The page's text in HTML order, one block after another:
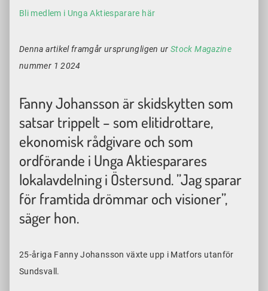
Bli medlem i Unga Aktiesparare här
Denna artikel framgår ursprungligen urStock Magazine
nummer 1 2024
Fanny Johansson är skidskytten som
satsar trippelt – som elitidrottare,
ekonomisk rådgivare och som
ordförande i Unga Aktiesparares
lokalavdelning i Östersund. ”Jag sparar
för framtida drömmar och visioner”,
säger hon.
25-åriga Fanny Johansson växte upp i Matfors utanför
Sundsvall.